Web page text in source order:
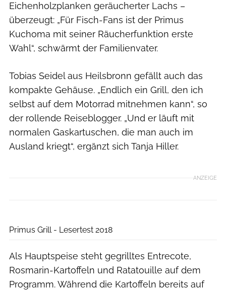
Eichenholzplanken geräucherter Lachs –
überzeugt: „Für Fisch-Fans ist der Primus
Kuchoma mit seiner Räucherfunktion erste
Wahl“, schwärmt der Familienvater.
Tobias Seidel aus Heilsbronn gefällt auch das
kompakte Gehäuse. „Endlich ein Grill, den ich
selbst auf dem Motorrad mitnehmen kann“, so
der rollende Reiseblogger. „Und er läuft mit
normalen Gaskartuschen, die man auch im
Ausland kriegt“, ergänzt sich Tanja Hiller.
ANZEIGE
Primus Grill - Lesertest 2018
Als Hauptspeise steht gegrilltes Entrecote,
Rosmarin-Kartoffeln und Ratatouille auf dem
Programm. Während die Kartoffeln bereits auf